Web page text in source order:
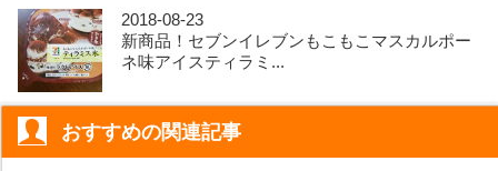
2018-08-23
新商品！セブンイレブンもこもこマスカルポー
ネ味アイスティラミ...
おすすめの関連記事